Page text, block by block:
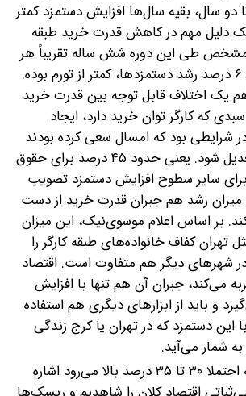
دو سال، بقیه سال‌ها افزایش دستمزد کمتر
یک دلیل مهم در کاهش قدرت خرید طبقه
مشخص طی این دوره شش ساله تقریباً هر
سال به طور متوسط ۶ درصد رشد دستمزد‌ها، کمتر از تورم بوده.
یک اختلاف قابل توجه بین قدرت خرید
که کارگر توان خرید دارد، ایجاد
شرایطی بود که امسال سعی کرده بودند
این موضوع کمی تعدیل شود. یعنی حدود ۴۵ درصد برای حقوق
۳۲ درصد برای سایر سطوح افزایش دستمزد تصویب
رشد هم جبران قدرت خرید از دست
بر اساس اعلام موسوی‌نیک، این میزان
تهران کفاف خانواده‌های طبقه کارگر را
شهرهای دیگر هم متفاوت است. اقتصاد
می‌کند، جبران آن هم تنها با افزایش
و باید از ابزارهای دیگری هم استفاده
این دستمزد که در تهران یا کرج زندگی
شمار می‌آید.
او به تورم امسال که احتملا ۳۰ تا ۳۵ درصد بالا می‌رود اشاره